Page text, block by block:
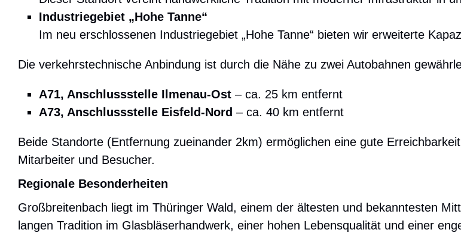
Industriegebiet „Hohe Tanne“
Im neu erschlossenen Industriegebiet „Hohe Tanne“ bieten wir erweiterte
Die verkehrstechnische Anbindung ist durch die Nähe zu zwei Autobahnen
A71, Anschlussstelle Ilmenau-Ost – ca. 25 km entfernt
A73, Anschlussstelle Eisfeld-Nord – ca. 40 km entfernt
Beide Standorte (Entfernung zueinander 2km) ermöglichen eine gute
Mitarbeiter und Besucher.
Regionale Besonderheiten
Großbreitenbach liegt im Thüringer Wald, einem der ältesten und bekanntesten
langen Tradition im Glasbläserhandwerk, einer hohen Lebensqualität und einer